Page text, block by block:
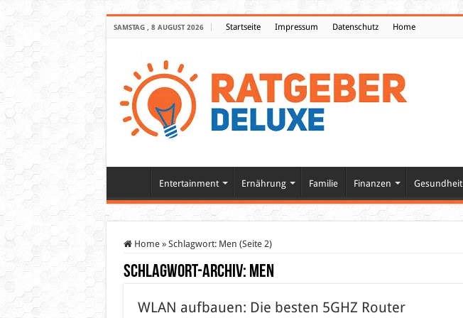
SAMSTAG , 8 AUGUST 2026 Startseite Impressum Datenschutz Home
Entertainment Ernährung Familie Finanzen Gesundheit
Home » Schlagwort: Men (Seite 2)
Schlagwort-Archiv: Men
WLAN aufbauen: Die besten 5GHZ Router